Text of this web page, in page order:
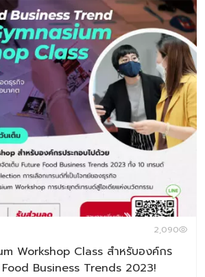
นี้และอนาคต ในเซ็ตประกอบด้วยหนังสือ
Future Insight in Food
าะลึกทุกอินไซต์สำคัญของผู้บริโภคไทยใน
2.Future Food Business
หนังสือสรุปเทรนด์ด้านอาหารแห่ง
(ชุดข้อมูลเทรนด์อยู่ในรูปแบบ E-
หลดอ่านได้ทันที) พิเศษราคา
าเต็ม 7,980 บาท ชุดข้อมูลที่ 1 Thai
Insight in Food Industry เจาะลึก
คยุดใหม่กับแวดวงอาหาร เพราะเรื่องกิน
เล่ม ประกอบด้วย Introduction แนวคิด
งานวิจัย บทที่ 1 Respondents’ Profile
ย บทที่ 2 Food in Thais’ Life –
โอกาสในชีวิตประจำวัน บทที่ 3 Update
รูปแบบการกินและการตัดสินใจซ
2,090
Workshop Class สำหรับองค์กร
Business Trends 2023!